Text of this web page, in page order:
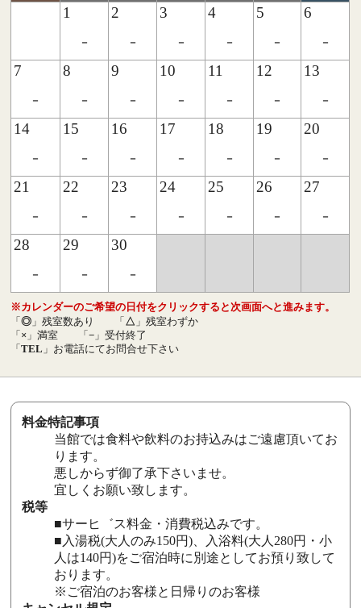
1
-
2
-
3
-
4
-
5
-
6
-
7
-
8
-
9
-
10
-
11
-
12
-
13
-
14
-
15
-
16
-
17
-
18
-
19
-
20
-
21
-
22
-
23
-
24
-
25
-
26
-
27
-
28
-
29
-
30
-
※カレンダーのご希望の日付をクリックすると次画面へと進みます。
「◎ 」残室数あり 「 △ 」残室わずか
「 × 」満室 「− 」受付終了
「TEL 」お電話にてお問合せ下さい
料金特記事項
当館では食料や飲料のお持込みはご遠慮頂いてお
ります。
悪しからず御了承下さいませ。
宜しくお願い致します。
税等
■サーヒ゛ス料金・消費税込みです。
■入湯税(大人のみ150円)、入浴料(大人280円・小
人は140円)をご宿泊時に別途としてお預り致して
おります。
※ご宿泊のお客様と日帰りのお客様